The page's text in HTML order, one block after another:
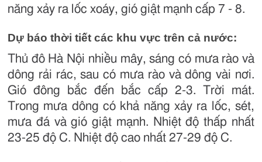
năng xảy ra lốc xoáy, gió giật mạnh cấp 7 - 8.
Dự báo thời tiết các khu vực trên cả nước:
Thủ đô Hà Nội nhiều mây, sáng có mưa rào và
dông rải rác, sau có mưa rào và dông vài nơi.
Gió đông bắc đến bắc cấp 2-3. Trời mát.
Trong mưa dông có khả năng xảy ra lốc, sét,
mưa đá và gió giật mạnh. Nhiệt độ thấp nhất
23-25 độ C. Nhiệt độ cao nhất 27-29 độ C.